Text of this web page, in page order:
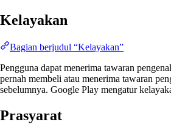
Kelayakan
Bagian berjudul “Kelayakan”
Pengguna dapat menerima tawaran
pernah membeli atau menerima tawaran
sebelumnya. Google Play mengatur
Prasyarat